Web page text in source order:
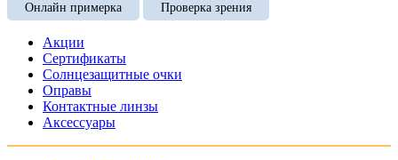
Онлайн примерка Проверка зрения
Акции
Сертификаты
Солнцезащитные очки
Оправы
Контактные линзы
Аксессуары